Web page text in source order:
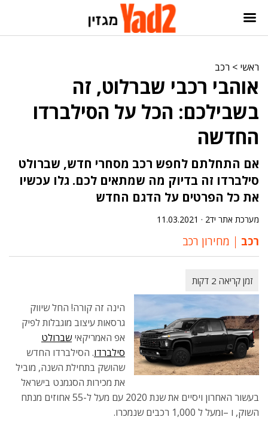
ראשי > רכב
אוהבי רכבי שברלוט, זה
בשבילכם: הכל על הסילברדו
החדשה
אם התחלתם לחפש רכב מסחרי חדש, שברולט
סילברדו זה בדיוק מה שמתאים לכם. גלו עכשיו
את כל הפרטים על הדגם החדש
מערכת אתר יד2 · 11.03.2021
רכב מחירון רכב
הינה זה קורה! החל שיווק
גרסאות עיצוב מוגבלות לפיק
אפ האמריקאישברולט
סילברדו. הסילברדו החדש
שהושק בתחילת השנה, מוביל
את מכירות הסגמנט בישראל
בעשור האחרון ויסיים את שנת 2020 עם מעל ל-55 אחוזים מנתח
השוק, ו –ומעל ל 1,000 רכבים שנמכרו.